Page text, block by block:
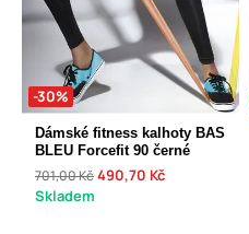
-30%
Dámské fitness kalhoty BAS
BLEU Forcefit 90 černé
701,00 Kč490,70 Kč
Skladem